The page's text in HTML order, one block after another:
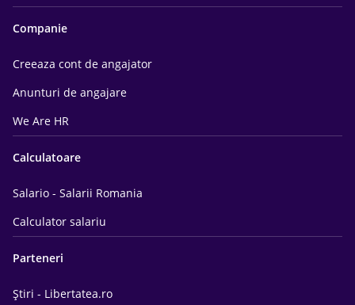
Companie
Creeaza cont de angajator
Anunturi de angajare
We Are HR
Calculatoare
Salario - Salarii Romania
Calculator salariu
Parteneri
Știri - Libertatea.ro